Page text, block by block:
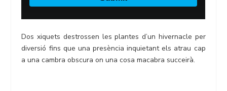
Dos xiquets destrossen les plantes d’un hivernacle per
diversió fins que una presència inquietant els atrau cap
a una cambra obscura on una cosa macabra succeirà.